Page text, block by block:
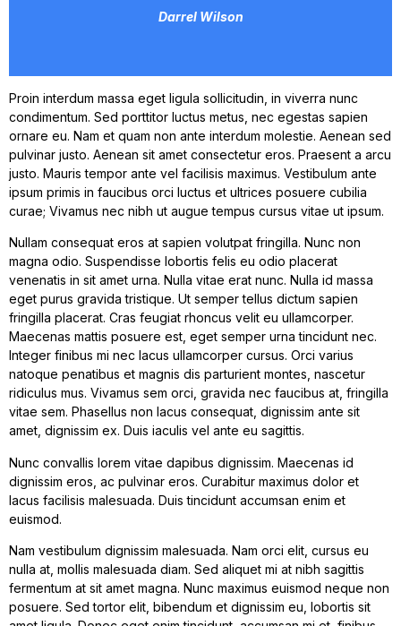
Darrel Wilson
Proin interdum massa eget ligula sollicitudin, in viverra nunc
condimentum. Sed porttitor luctus metus, nec egestas sapien
ornare eu. Nam et quam non ante interdum molestie. Aenean sed
pulvinar justo. Aenean sit amet consectetur eros. Praesent a arcu
justo. Mauris tempor ante vel facilisis maximus. Vestibulum ante
ipsum primis in faucibus orci luctus et ultrices posuere cubilia
curae; Vivamus nec nibh ut augue tempus cursus vitae ut ipsum.
Nullam consequat eros at sapien volutpat fringilla. Nunc non
magna odio. Suspendisse lobortis felis eu odio placerat
venenatis in sit amet urna. Nulla vitae erat nunc. Nulla id massa
eget purus gravida tristique. Ut semper tellus dictum sapien
fringilla placerat. Cras feugiat rhoncus velit eu ullamcorper.
Maecenas mattis posuere est, eget semper urna tincidunt nec.
Integer finibus mi nec lacus ullamcorper cursus. Orci varius
natoque penatibus et magnis dis parturient montes, nascetur
ridiculus mus. Vivamus sem orci, gravida nec faucibus at, fringilla
vitae sem. Phasellus non lacus consequat, dignissim ante sit
amet, dignissim ex. Duis iaculis vel ante eu sagittis.
Nunc convallis lorem vitae dapibus dignissim. Maecenas id
dignissim eros, ac pulvinar eros. Curabitur maximus dolor et
lacus facilisis malesuada. Duis tincidunt accumsan enim et
euismod.
Nam vestibulum dignissim malesuada. Nam orci elit, cursus eu
nulla at, mollis malesuada diam. Sed aliquet mi at nibh sagittis
fermentum at sit amet magna. Nunc maximus euismod neque non
posuere. Sed tortor elit, bibendum et dignissim eu, lobortis sit